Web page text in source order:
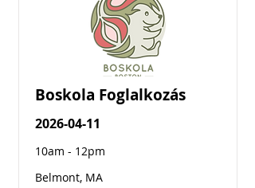
Boskola Foglalkozás
2026-04-11
10am - 12pm
Belmont, MA